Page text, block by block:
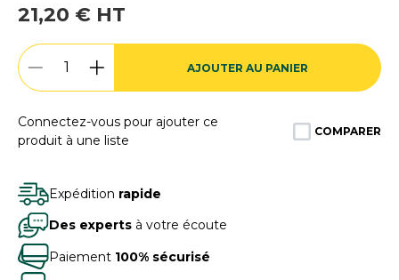
21,20 € HT
AJOUTER AU PANIER
Connectez-vous pour ajouter ce
produit à une liste
COMPARER
Expédition rapide
Des experts à votre écoute
Paiement 100% sécurisé